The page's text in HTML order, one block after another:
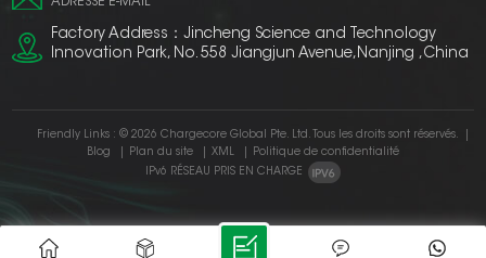
Factory Address：Jincheng Science and Technology
Innovation Park, No. 558 Jiangjun Avenue,Nanjing ,China
Friendly Links : © 2026 Chargecore Global Pte. Ltd. Tous les droits sont réservés.
Blog
Plan du site XML
Politique de confidentialité
IPv6 RÉSEAU PRIS EN CHARGE